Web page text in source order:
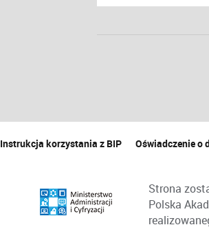
Instrukcja korzystania z BIP Oświadczenie o
Strona
Polska